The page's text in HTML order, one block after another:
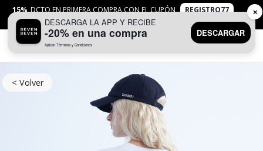
15% DCTO EN PRIMERA COMPRA CON EL CUPÓN
REGISTRO77
APLICANTYC
< Volver
DESCARGA LA APP Y RECIBE
-20% en una compra
Aplican Términos y Condiciones
DESCARGAR
✕